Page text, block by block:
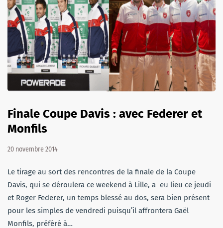
Finale Coupe Davis : avec Federer et
Monfils
20 novembre 2014
Le tirage au sort des rencontres de la finale de la Coupe
Davis, qui se déroulera ce weekend à Lille, a eu lieu ce jeudi
et Roger Federer, un temps blessé au dos, sera bien présent
pour les simples de vendredi puisqu’il affrontera Gaël
Monfils, préféré à…